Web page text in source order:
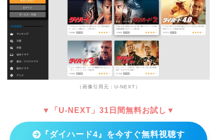
（画像引用元：U-NEXT）
▼「U-NEXT」31日間無料お試し▼
『ダイハード4』を今すぐ無料視聴す